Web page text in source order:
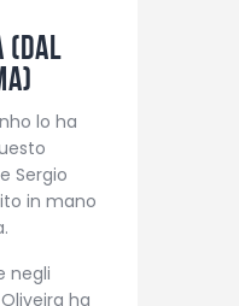
(dal
lo ha
Sergio
in mano
negli
ha